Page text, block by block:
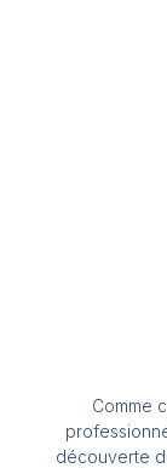
Comme
découverte